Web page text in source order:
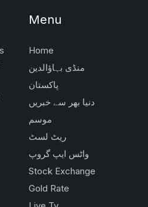
Menu
Home
منڈی بہاؤالدین
پاکستان
دنیا بھر سے خبریں
موسم
ریٹ لسٹ
واٹس ایپ گروپ
Stock Exchange
Gold Rate